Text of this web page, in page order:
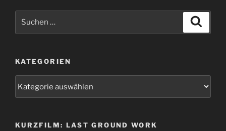
KATEGORIEN
KURZFILM: LAST GROUND WORK